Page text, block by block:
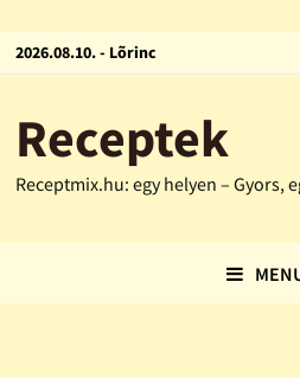
2026.08.10. - Lõrinc
Receptek
Receptmix.hu: egy helyen – Gyors,